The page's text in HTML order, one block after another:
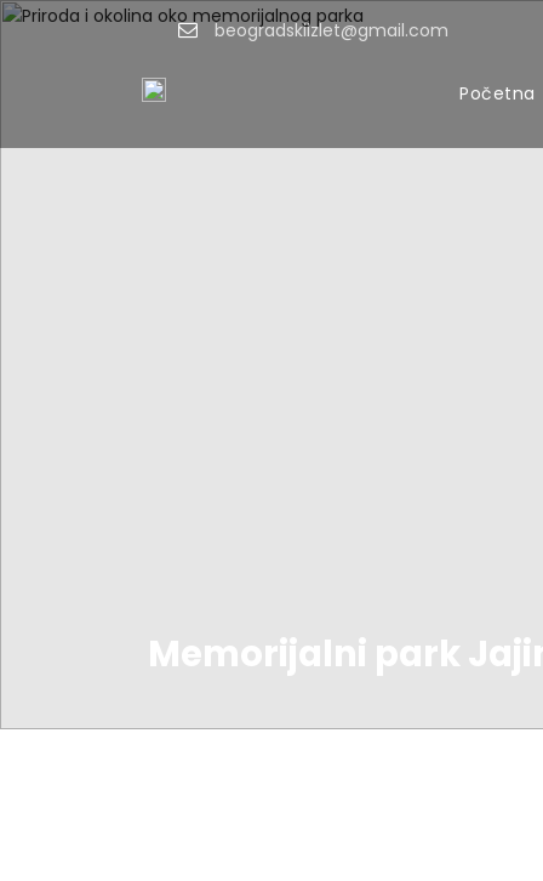
beogradskiizlet@gmail.com
Početna
Memorijalni park